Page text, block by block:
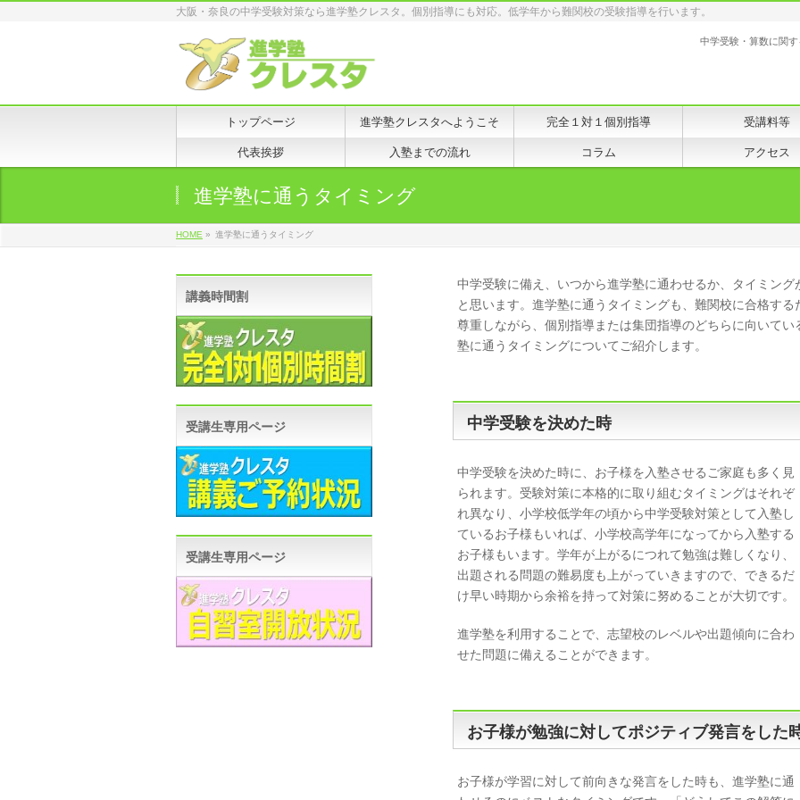
大阪・奈良の中学受験対策なら進学塾クレスタ。個別指導にも対応。低学年から難関校の受験指導を行います。
中学受験・算数に関
トップページ 進学塾クレスタへようこそ 完全１対１個別指導 受講料等
代表挨拶 入塾までの流れ コラム アクセス
進学塾に通うタイミング
HOME » 進学塾に通うタイミング
中学受験に備え、いつから進学塾に通わせるか、タイミン
と思います。進学塾に通うタイミングも、 難関校に合格する
尊重しながら、 個別指導または集団指導のどちらに向いて
塾に通うタイミングについてご紹介します。
中学受験を決めた時
中学受験を決めた時に、お子様を入塾させるご家庭も多く見
られます。受験対策に本格的に取り組むタイミングはそれぞ
れ異なり、小学校低学年の頃から中学受験対策として入塾し
ているお子様もいれば、小学校高学年になってから入塾する
お子様もいます。学年が上がるにつれて勉強は難しくなり、
出題される問題の難易度も上がっていきますので、できるだ
け早い時期から余裕を持って対策に努めることが大切です。
進学塾を利用することで、志望校のレベルや出題傾向に合わ
せた問題に備えることができます。
お子様が勉強に対してポジティブ発言をした
お子様が学習に対して前向きな発言をした時も、進学塾に通
講義時間割
受講生専用ページ
受講生専用ページ